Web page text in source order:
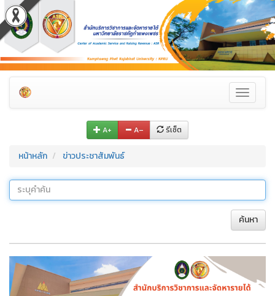
Toggle
A+ A– รีเซ็ต
หน้าหลัก ข่าวประชาสัมพันธ์
ค้นหา